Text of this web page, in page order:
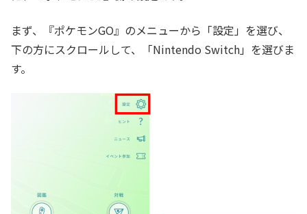
まず、『ポケモンGO』のメニューから「設定」を選び、
下の方にスクロールして、「Nintendo Switch」を選びま
す。